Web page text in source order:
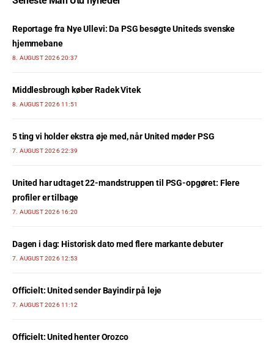
Reportage fra Nye Ullevi: Da PSG besøgte Uniteds svenske
hjemmebane
8. AUGUST 2026 20:37
Middlesbrough køber Radek Vitek
8. AUGUST 2026 11:51
5 ting vi holder ekstra øje med, når United møder PSG
7. AUGUST 2026 22:39
United har udtaget 22-mandstruppen til PSG-opgøret: Flere
profiler er tilbage
7. AUGUST 2026 16:20
Dagen i dag: Historisk dato med flere markante debuter
7. AUGUST 2026 12:53
Officielt: United sender Bayindir på leje
7. AUGUST 2026 11:12
Officielt: United henter Orozco